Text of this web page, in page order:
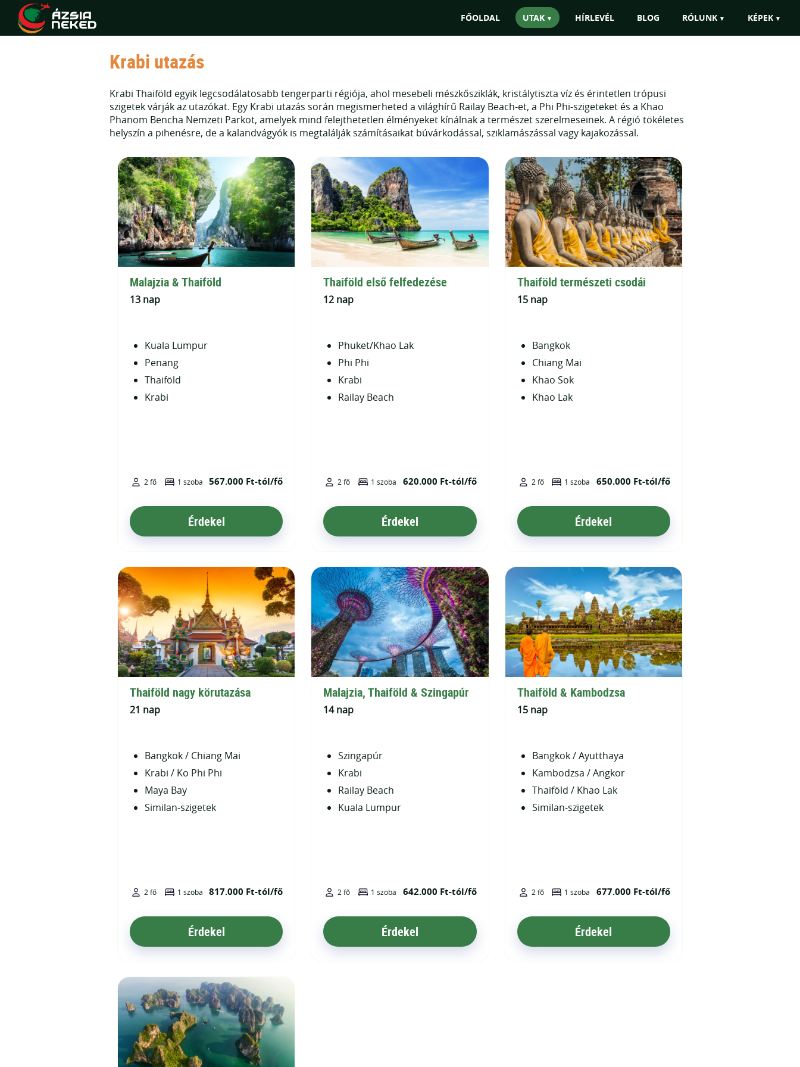
FŐOLDAL UTAK HÍRLEVÉL BLOG RÓLUNK KÉPEK
"Az utakat tudjuk európai átszállással is szervezni!"
Krabi utazás
Krabi Thaiföld egyik legcsodálatosabb tengerparti régiója, ahol mesebeli mészkősziklák, kristálytiszta víz és érintetlen trópusi
szigetek várják az utazókat. Egy Krabi utazás során megismerheted a világhírű Railay Beach-et, a Phi Phi-szigeteket és a Khao
Phanom Bencha Nemzeti Parkot, amelyek mind felejthetetlen élményeket kínálnak a természet szerelmeseinek. A régió tökéletes
helyszín a pihenésre, de a kalandvágyók is megtalálják számításaikat búvárkodással, sziklamászással vagy kajakozással.
Malajzia & Thaiföld
13 nap
Kuala Lumpur
Penang
Thaiföld
Krabi
2 fő 1 szoba 567.000 Ft-tól/fő
Érdekel
Thaiföld első felfedezése
12 nap
Phuket/Khao Lak
Phi Phi
Krabi
Railay Beach
2 fő 1 szoba 620.000 Ft-tól/fő
Érdekel
Thaiföld természeti csodái
15 nap
Bangkok
Chiang Mai
Khao Sok
Khao Lak
2 fő 1 szoba 650.000 Ft-tól/fő
Érdekel
Thaiföld nagy körutazása
21 nap
Bangkok / Chiang Mai
Krabi / Ko Phi Phi
Maya Bay
Similan-szigetek
2 fő 1 szoba 817.000 Ft-tól/fő
Érdekel
Malajzia, Thaiföld & Szingapúr
14 nap
Szingapúr
Krabi
Railay Beach
Kuala Lumpur
2 fő 1 szoba 642.000 Ft-tól/fő
Érdekel
Thaiföld & Kambodzsa
15 nap
Bangkok / Ayutthaya
Kambodzsa / Angkor
Thaiföld / Khao Lak
Similan-szigetek
2 fő 1 szoba 677.000 Ft-tól/fő
Érdekel